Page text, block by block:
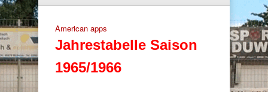
American apps
Jahrestabelle Saison
1965/1966